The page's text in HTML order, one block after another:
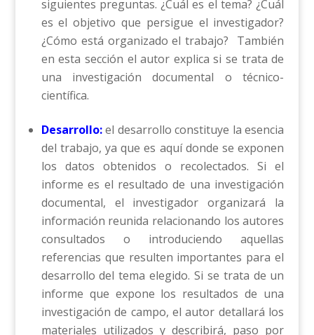
siguientes preguntas. ¿Cuál es el tema? ¿Cuál
es el objetivo que persigue el investigador?
¿Cómo está organizado el trabajo? También
en esta sección el autor explica si se trata de
una investigación documental o técnico-
científica.
Desarrollo:el desarrollo constituye la esencia
del trabajo, ya que es aquí donde se exponen
los datos obtenidos o recolectados. Si el
informe es el resultado de una investigación
documental, el investigador organizará la
información reunida relacionando los autores
consultados o introduciendo aquellas
referencias que resulten importantes para el
desarrollo del tema elegido. Si se trata de un
informe que expone los resultados de una
investigación de campo, el autor detallará los
materiales utilizados y describirá, paso por